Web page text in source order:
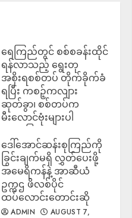
ရေကြည်တွင် စစ်စခန်းထိုင်
ရန်လာသည့် ရွေးတု
အစိုးရစစ်တပ် တိုက်ခိုက်ခံ
ရပြီး ကစဉ့်ကလျား
ဆုတ်ခွာ၊ စစ်တပ်က
မီးလောင်ဗုံးများပါ
အသုံးပြုလာ
ADMIN
AUGUST 7,
2026
ဒေါ်အောင်ဆန်းစုကြည်ကို
ခြွင်းချက်မရှိ လွှတ်ပေးဖို့
အမေရိကန်နဲ့ အာဆီယံ
ဥက္ကဌ ဖိလစ်ပိုင်
ထပ်လောင်းတောင်းဆို
ADMIN
AUGUST 7,